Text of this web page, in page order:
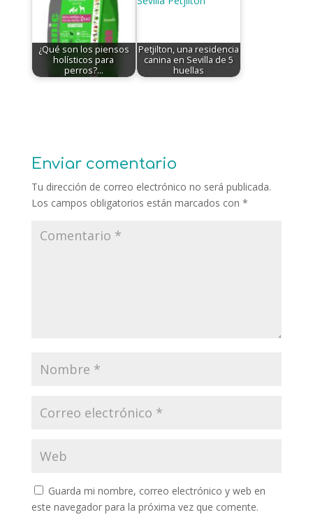
¿Qué son los piensos
holísticos para
perros?…
Petjilton, una residencia
canina en Sevilla de 5
huellas
Enviar comentario
Tu dirección de correo electrónico no será publicada.
Los campos obligatorios están marcados con *
Guarda mi nombre, correo electrónico y web en
este navegador para la próxima vez que comente.